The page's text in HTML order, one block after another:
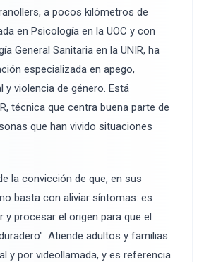
a pocos kilómetros de
en Psicología en la UOC y con
General Sanitaria en la UNIR, ha
especializada en apego,
y violencia de género. Está
técnica que centra buena parte de
que han vivido situaciones
la convicción de que, en sus
basta con aliviar síntomas: es
y procesar el origen para que el
Atiende adultos y familias
y por videollamada, y es referencia